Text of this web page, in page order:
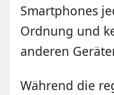
Smartphones
Ordnung und
anderen
Während die